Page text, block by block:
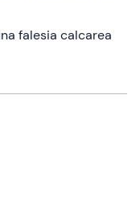
falesia calcarea